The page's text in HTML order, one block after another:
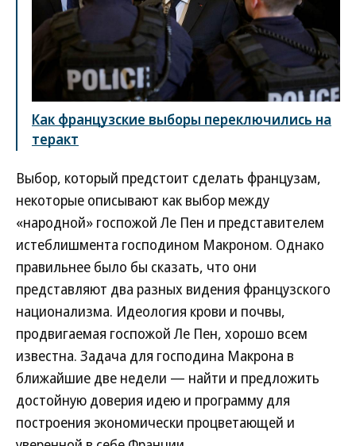
Как французские выборы переключились на
теракт
Выбор, который предстоит сделать французам,
некоторые описывают как выбор между
«народной» госпожой Ле Пен и представителем
истеблишмента господином Макроном. Однако
правильнее было бы сказать, что они
представляют два разных видения французского
национализма. Идеология крови и почвы,
продвигаемая госпожой Ле Пен, хорошо всем
известна. Задача для господина Макрона в
ближайшие две недели — найти и предложить
достойную доверия идею и программу для
построения экономически процветающей и